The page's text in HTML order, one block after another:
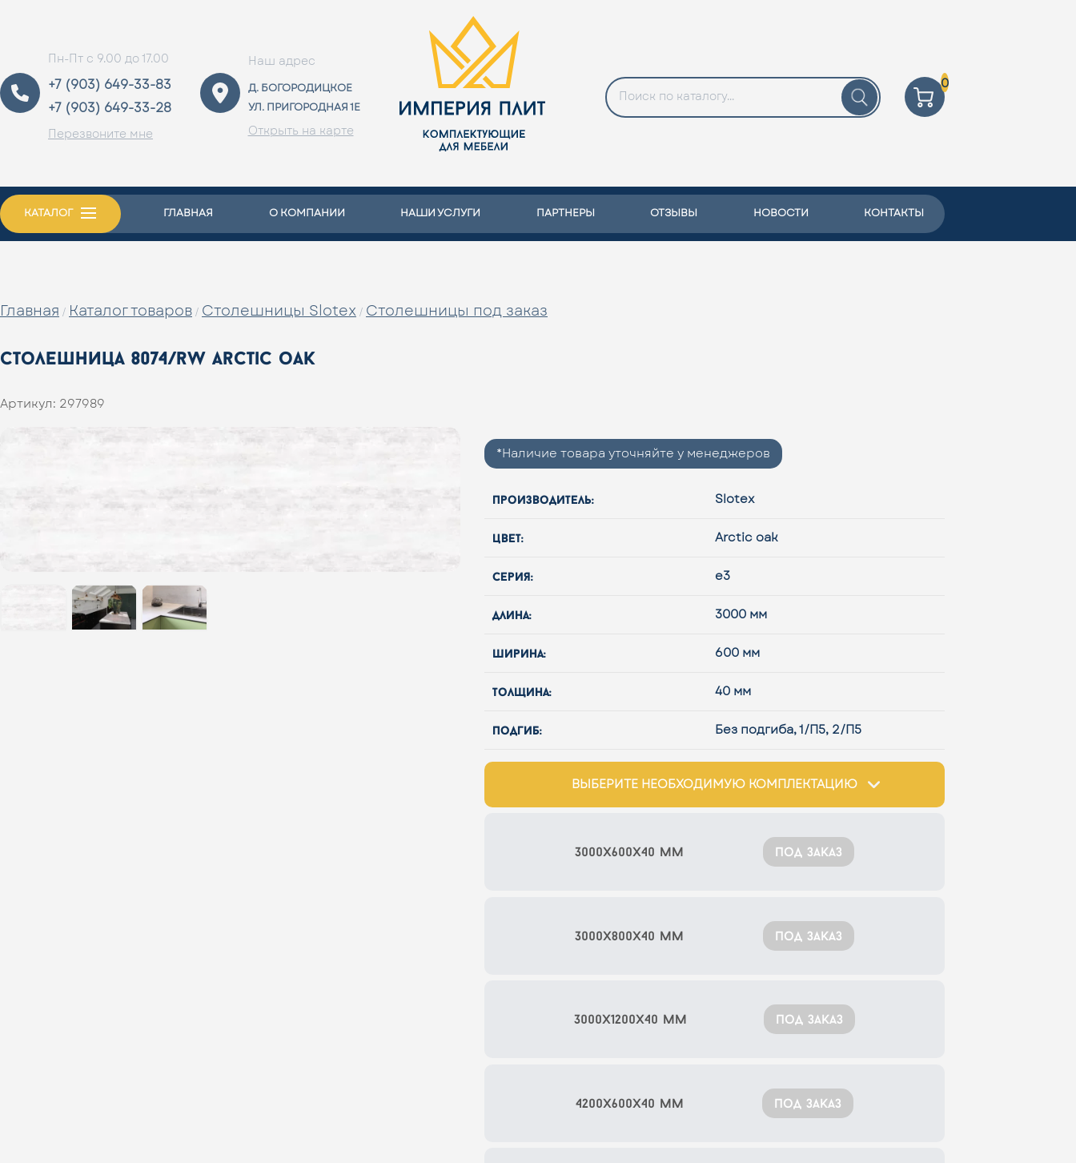
Пн-Пт с 9.00 до 17.00
+7 (903) 649-33-83
+7 (903) 649-33-28
Перезвоните мне
Наш адрес
Д. БОГОРОДИЦКОЕ
УЛ. ПРИГОРОДНАЯ 1Е
Открыть на карте
0
КАТАЛОГ ГЛАВНАЯ О КОМПАНИИ НАШИ УСЛУГИ ПАРТНЕРЫ ОТЗЫВЫ НОВОСТИ КОНТАКТЫ
Главная / Каталог товаров / Столешницы Slotex / Столешницы под заказ
столешница 8074/rw arctic oak
Артикул: 297989
*Наличие товара уточняйте у менеджеров
производитель: Slotex
цвет: Arctic oak
серия: e3
длина: 3000 мм
ширина: 600 мм
толщина: 40 мм
подгиб: Без подгиба, 1/П5, 2/П5
ВЫБЕРИТЕ НЕОБХОДИМУЮ КОМПЛЕКТАЦИЮ
3000x600x40 мм под заказ
3000x800x40 мм под заказ
3000x1200x40 мм под заказ
4200x600x40 мм под заказ